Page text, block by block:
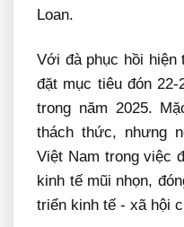
Loan.
Với đà phục hồi hiện
đặt mục tiêu đón
trong năm 2025.
thách thức, nhưng
Việt Nam trong việc
kinh tế mũi nhọn,
triển kinh tế - xã hội